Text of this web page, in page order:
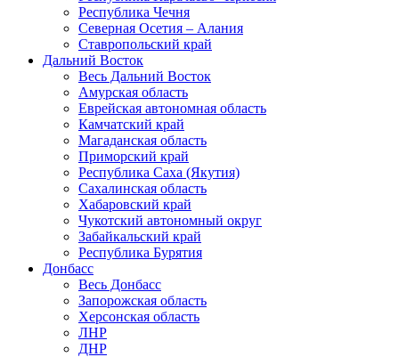
Республика Чечня
Северная Осетия – Алания
Ставропольский край
Дальний Восток
Весь Дальний Восток
Амурская область
Еврейская автономная область
Камчатский край
Магаданская область
Приморский край
Республика Саха (Якутия)
Сахалинская область
Хабаровский край
Чукотский автономный округ
Забайкальский край
Республика Бурятия
Донбасс
Весь Донбасс
Запорожская область
Херсонская область
ЛНР
ДНР